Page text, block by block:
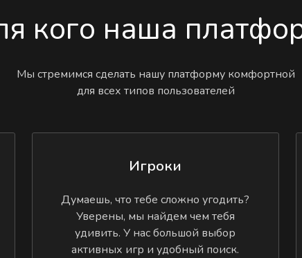
кого наша
Мы стремимся сделать нашу платформу комфортной
для всех типов пользователей
Игроки
Думаешь, что тебе сложно угодить?
Уверены, мы найдем чем тебя
удивить. У нас большой выбор
активных игр и удобный поиск.